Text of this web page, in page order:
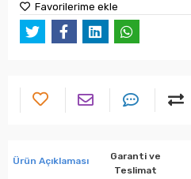
Favorilerime ekle
Ürün Açıklaması
Garanti ve
Teslimat